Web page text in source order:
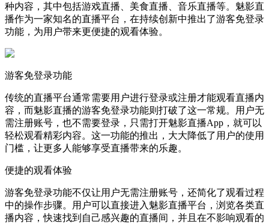
种内容，其中包括游戏直播、美食直播、音乐直播等。魅影直
播作为一家知名的直播平台，在持续创新中推出了游客免登录
功能，为用户带来更便捷的观看体验。
游客免登录功能
传统的直播平台通常需要用户进行登录或注册才能观看直播内
容，而魅影直播的游客免登录功能则打破了这一常规。用户无
需注册账号，也不需要登录，只需打开魅影直播App，就可以
轻松观看精彩内容。这一功能的推出，大大降低了用户的使用
门槛，让更多人能够享受直播带来的乐趣。
便捷的观看体验
游客免登录功能不仅让用户无需注册账号，还简化了观看过程
中的操作步骤。用户可以直接进入魅影直播平台，浏览各类直
播内容，快速找到自己感兴趣的直播间，并且在不影响观看的